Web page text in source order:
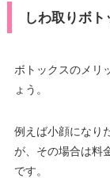
しわ取りボ
ボトックスのメリ
ょう。
例えば小顔になり
が、その場合は料
です。